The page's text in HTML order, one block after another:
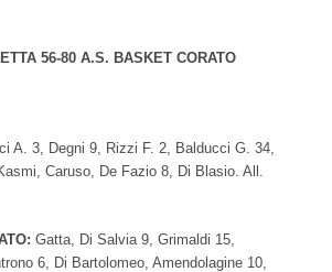
56-80 A.S. BASKET CORATO
A. 3, Degni 9, Rizzi F. 2, Balducci G. 34,
Caruso, De Fazio 8, Di Blasio. All.
Gatta, Di Salvia 9, Grimaldi 15,
6, Di Bartolomeo, Amendolagine 10,